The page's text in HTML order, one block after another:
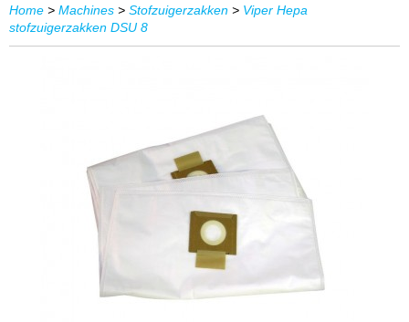
Home > Machines > Stofzuigerzakken > Viper Hepa
stofzuigerzakken DSU 8